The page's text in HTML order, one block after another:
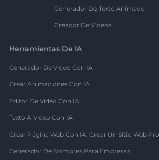
Generador De Texto Animado
Creador De Videos
Herramientas De IA
Generador De Video Con IA
Crear Animaciones Con IA
Editor De Video Con IA
Texto A Video Con IA
Crear Página Web Con IA: Crear Un Sitio Web
Generador De Nombres Para Empresas